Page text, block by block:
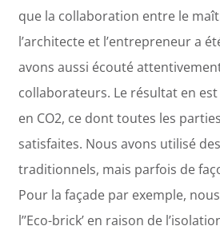
que la collaboration entre le
l’architecte et l’entrepreneur a
avons aussi écouté
collaborateurs. Le résultat en
en CO2, ce dont toutes les
satisfaites. Nous avons utilisé
traditionnels, mais parfois de
Pour la façade par exemple,
l’’Eco-brick’ en raison de